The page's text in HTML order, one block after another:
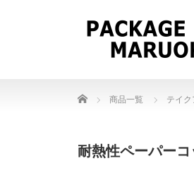
Home 商品一覧 テイク
耐熱性ペーパー